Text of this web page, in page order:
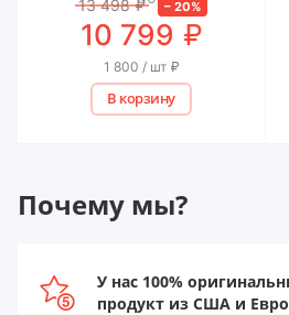
13 498 ₽ – 20%
10 799 ₽
1 800 / шт ₽
В корзину
Почему мы?
У нас 100%
продукт из США и